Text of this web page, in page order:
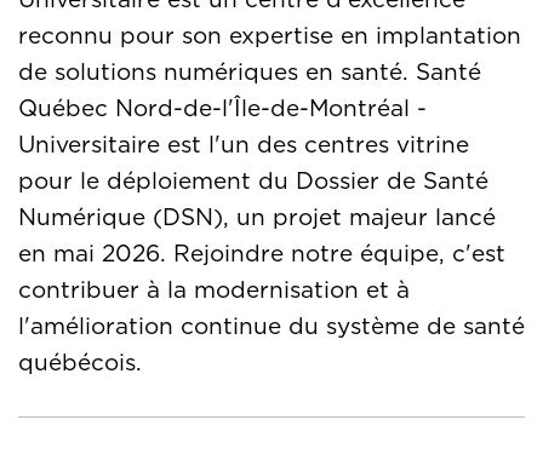
reconnu pour son expertise en implantation
de solutions numériques en santé. Santé
Québec Nord-de-l'Île-de-Montréal -
Universitaire est l'un des centres vitrine
pour le déploiement du Dossier de Santé
Numérique (DSN), un projet majeur lancé
en mai 2026. Rejoindre notre équipe, c'est
contribuer à la modernisation et à
l'amélioration continue du système de santé
québécois.